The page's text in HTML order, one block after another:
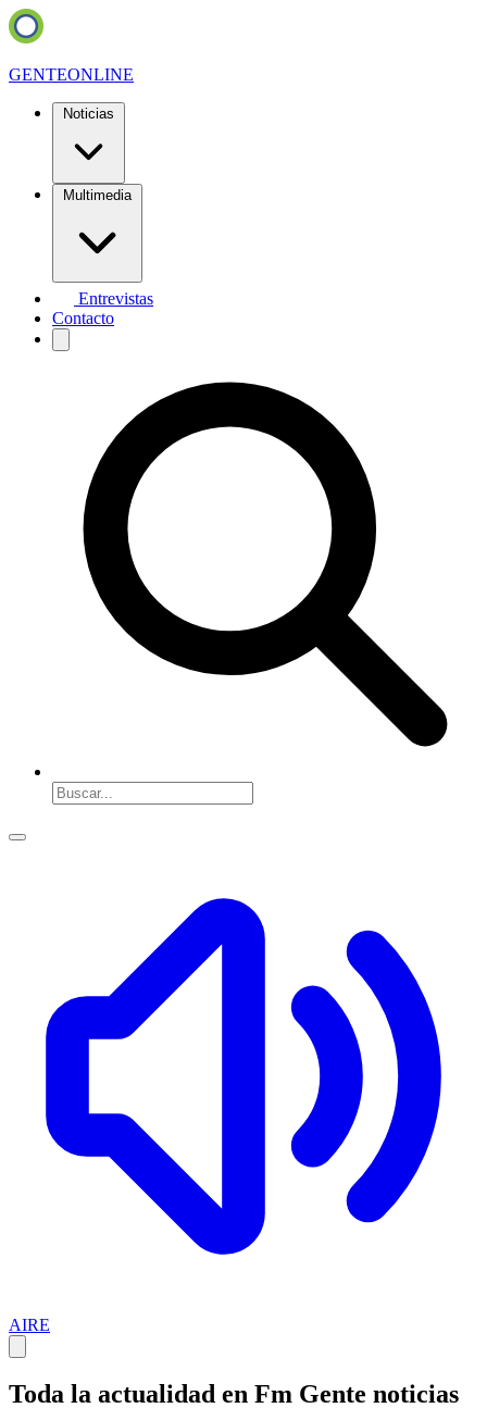
GENTEONLINE
Noticias
Multimedia
Entrevistas
Contacto
AIRE
Toda la actualidad en Fm Gente noticias